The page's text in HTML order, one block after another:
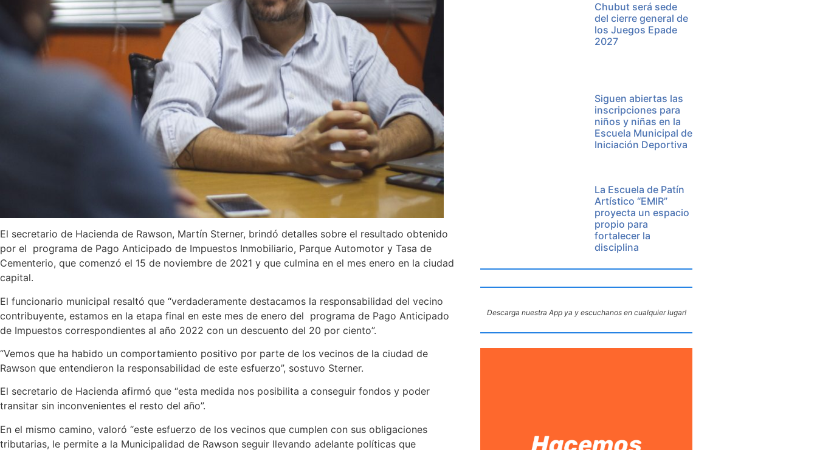
El secretario de Hacienda de Rawson, Martín Sterner, brindó detalles sobre el resultado obtenido
por el programa de Pago Anticipado de Impuestos Inmobiliario, Parque Automotor y Tasa de
Cementerio, que comenzó el 15 de noviembre de 2021 y que culmina en el mes enero en la ciudad
capital.
El funcionario municipal resaltó que “verdaderamente destacamos la responsabilidad del vecino
contribuyente, estamos en la etapa final en este mes de enero del programa de Pago Anticipado
de Impuestos correspondientes al año 2022 con un descuento del 20 por ciento”.
“Vemos que ha habido un comportamiento positivo por parte de los vecinos de la ciudad de
Rawson que entendieron la responsabilidad de este esfuerzo”, sostuvo Sterner.
El secretario de Hacienda afirmó que “esta medida nos posibilita a conseguir fondos y poder
transitar sin inconvenientes el resto del año”.
En el mismo camino, valoró “este esfuerzo de los vecinos que cumplen con sus obligaciones
tributarias, le permite a la Municipalidad de Rawson seguir llevando adelante políticas que
Chubut será sede
del cierre general de
los Juegos Epade
2027
Siguen abiertas las
inscripciones para
niños y niñas en la
Escuela Municipal de
Iniciación Deportiva
La Escuela de Patín
Artístico “EMIR”
proyecta un espacio
propio para
fortalecer la
disciplina
Descarga nuestra App ya y escuchanos en cualquier lugar!